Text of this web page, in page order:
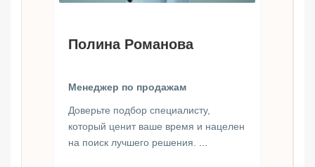
Полина Романова
Менеджер по продажам
Доверьте подбор специалисту,
который ценит ваше время и нацелен
на поиск лучшего решения.